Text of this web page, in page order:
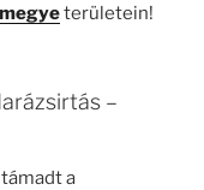
területein!
–
a